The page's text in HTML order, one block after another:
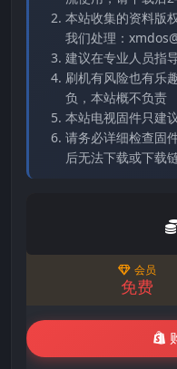
本站收集的资料版
我们处理：
建议在专业人员指
刷机有风险也有乐
负，本站概不负责
本站电视固件只建
请务必详细检查固
后无法下载或下载
会员
免费